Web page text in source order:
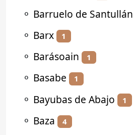
⚬ Barruelo de Santullán
⚬ Barx 1
⚬ Barásoain 1
⚬ Basabe 1
⚬ Bayubas de Abajo 1
⚬ Baza 4